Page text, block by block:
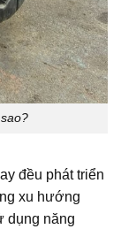
đều phát triển
xu hướng
dụng năng